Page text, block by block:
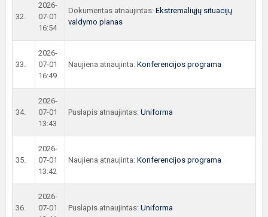
32.
2026-
07-01
16:54
Dokumentas atnaujintas: Ekstremaliųjų situacijų
valdymo planas
33.
2026-
07-01
16:49
Naujiena atnaujinta: Konferencijos programa
34.
2026-
07-01
13:43
Puslapis atnaujintas: Uniforma
35.
2026-
07-01
13:42
Naujiena atnaujinta: Konferencijos programa
36.
2026-
07-01
Puslapis atnaujintas: Uniforma